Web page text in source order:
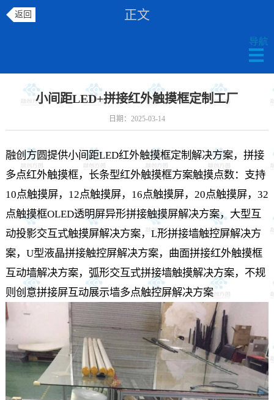
返回 正文
小间距LED+拼接红外触摸框定制工厂
日期：2025-03-14
融创方圆提供小间距LED红外触摸框定制解决方案，拼接
多点红外触摸框，长条型红外触摸框方案触摸点数：支持
10点触摸屏，12点触摸屏， 16点触摸屏，20点触摸屏，32
点触摸框OLED透明屏异形拼接触摸屏解决方案，大型互
动投影交互式触摸屏解决方案，L形拼接墙触控屏解决方
案，U型液晶拼接触控屏解决方案，曲面拼接红外触摸框
互动墙解决方案，弧形交互式拼接墙触摸解决方案，不规
则创意拼接屏互动展示墙多点触控屏解决方案